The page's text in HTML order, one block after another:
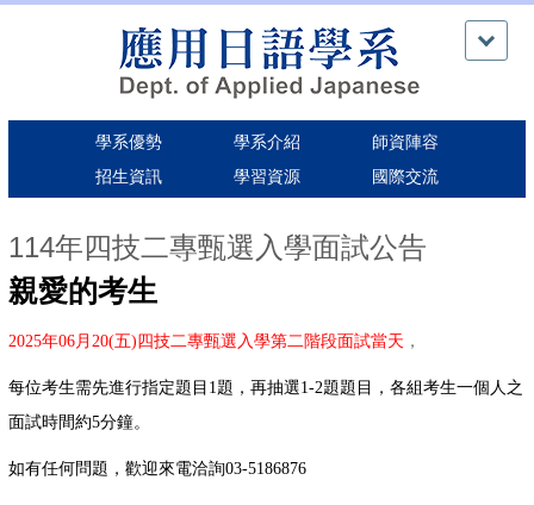
內
學系優勢 學系介紹
師資陣容
招生資訊
學習資源 國際交流
114年四技二專甄選入學面試公告
親愛的考生
2025年06月20(五) 四技二專甄選入學第二階段面試當天 ，
每位考生需先進行指定題目1題，再抽選1-2題題目，各組考生一個人之
面試時間約5分鐘。
如有任何問題，歡迎來電洽詢03-5186876